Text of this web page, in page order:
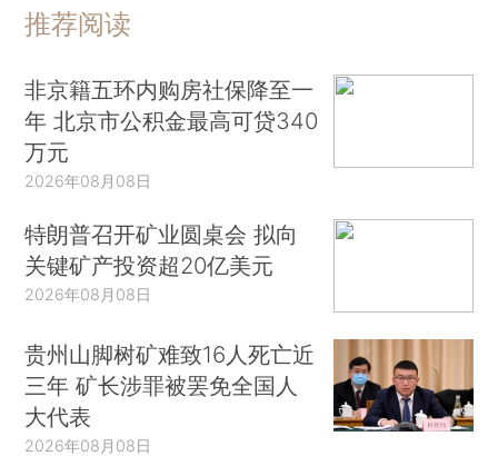
推荐阅读
非京籍五环内购房社保降至一
年 北京市公积金最高可贷340
万元
2026年08月08日
特朗普召开矿业圆桌会 拟向
关键矿产投资超20亿美元
2026年08月08日
贵州山脚树矿难致16人死亡近
三年 矿长涉罪被罢免全国人
大代表
2026年08月08日